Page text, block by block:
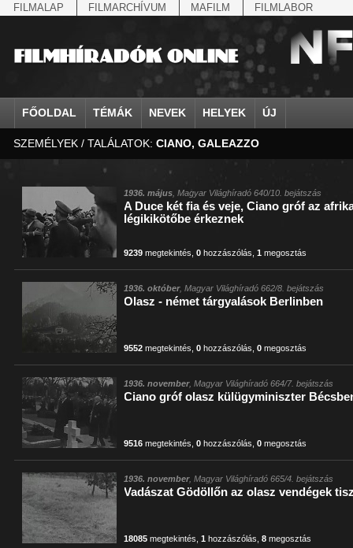
FILMALAP FILMARCHÍVUM MAFILM FILMLABOR
FŐOLDAL TÉMÁK NEVEK HELYEK ÚJ
agrárium
államfő
Állatkert
állatvilág
amerikai magyarok
Anschluss
antant
antant
április 4.
arisztokrácia
IV. Béla, magyar királ...
Aarons-Hughes, Ruth
Aczél György
Aczél Ilona
Ádám Zoltán
Ady Endre
Agárdi Gábor
Ágotai Géza, dr.
Aimone savoya-
Albert Ferenc
Albert Ferenc
Aarau
Abapuszta
Ácsteszér
Addisz-Abeba
Adony
Adua
Afrika
Alag
Albánia
SZEMÉLYEK / TALÁLATOK:CIANO, GALEAZZO
1936. május , Magyar Világhíradó 640/10. bejátszás
A Duce két fia és veje, Ciano gróf az
légikikötőbe érkeznek
9239 megtekintés ,0 hozzászólás ,1 megosztás
1936. október, Magyar Világhíradó 662/8. bejátszás
Olasz - német tárgyalások Berlinben
9552 megtekintés ,0 hozzászólás ,0 megosztás
1936. november, Magyar Világhíradó 664/7. bejátszás
Ciano gróf olasz külügyminiszter
9516 megtekintés ,0 hozzászólás ,0 megosztás
1936. november, Magyar Világhíradó 665/4. bejátszás
Vadászat Gödöllőn az olasz vendégek
18085 megtekintés ,1 hozzászólás ,8 megosztás